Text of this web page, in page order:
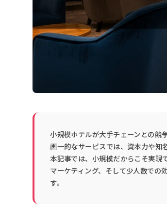
小規模ホテルが大手チェーンとの競
画一的なサービスでは、資本力や知
本記事では、小規模だからこそ実現
マーケティング、そして少人数での
す。